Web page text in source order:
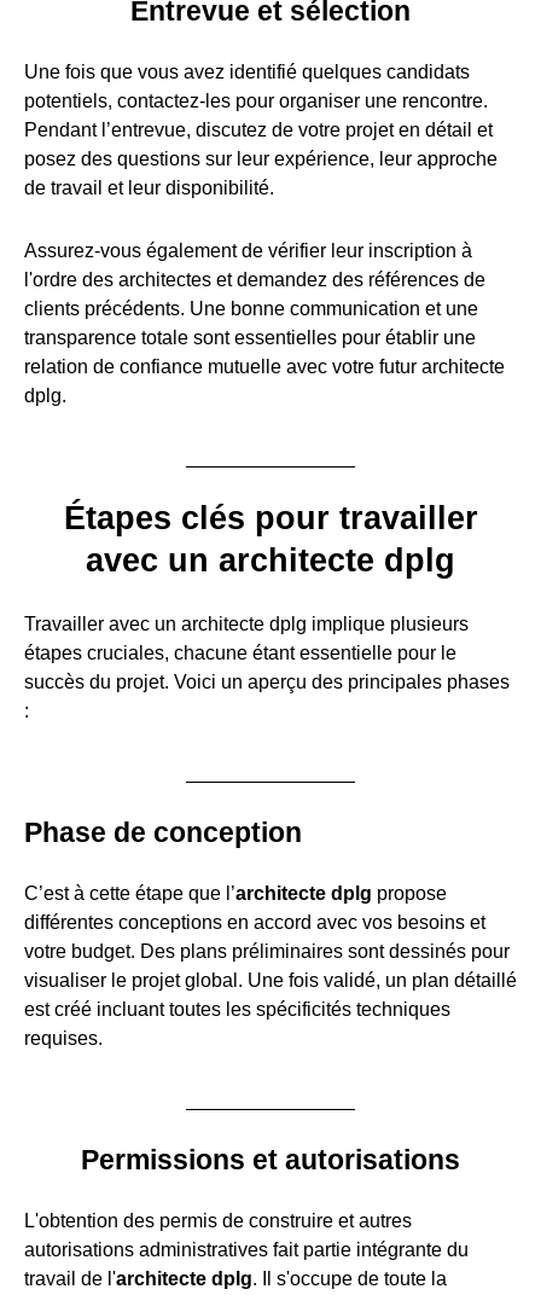
Entrevue et sélection
Une fois que vous avez identifié quelques candidats
potentiels, contactez-les pour organiser une rencontre.
Pendant l’entrevue, discutez de votre projet en détail et
posez des questions sur leur expérience, leur approche
de travail et leur disponibilité.
Assurez-vous également de vérifier leur inscription à
l'ordre des architectes et demandez des références de
clients précédents. Une bonne communication et une
transparence totale sont essentielles pour établir une
relation de confiance mutuelle avec votre futur architecte
dplg.
Étapes clés pour travailler
avec un architecte dplg
Travailler avec un architecte dplg implique plusieurs
étapes cruciales, chacune étant essentielle pour le
succès du projet. Voici un aperçu des principales phases
:
Phase de conception
C’est à cette étape que l’architecte dplg propose
différentes conceptions en accord avec vos besoins et
votre budget. Des plans préliminaires sont dessinés pour
visualiser le projet global. Une fois validé, un plan détaillé
est créé incluant toutes les spécificités techniques
requises.
Permissions et autorisations
L'obtention des permis de construire et autres
autorisations administratives fait partie intégrante du
travail de l'architecte dplg. Il s'occupe de toute la